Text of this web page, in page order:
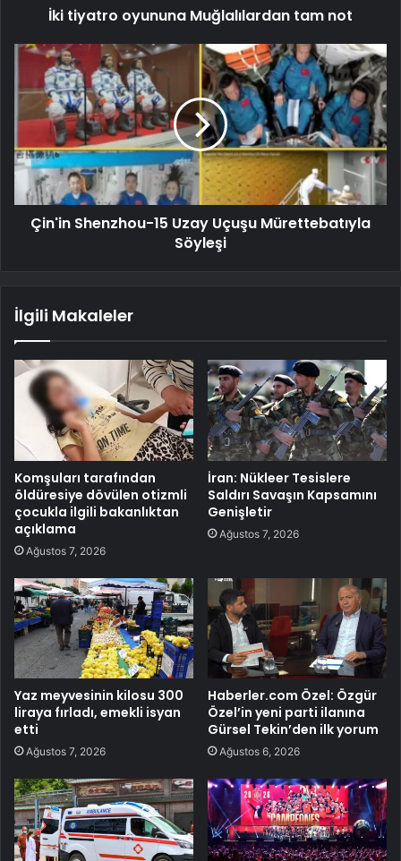
İki tiyatro oyununa Muğlalılardan tam not
Çin'in Shenzhou-15 Uzay Uçuşu Mürettebatıyla
Söyleşi
İlgili Makaleler
Komşuları tarafından
öldüresiye dövülen otizmli
çocukla ilgili bakanlıktan
açıklama
Ağustos 7, 2026
İran: Nükleer Tesislere
Saldırı Savaşın Kapsamını
Genişletir
Ağustos 7, 2026
Yaz meyvesinin kilosu 300
liraya fırladı, emekli isyan
etti
Ağustos 7, 2026
Haberler.com Özel: Özgür
Özel’in yeni parti ilanına
Gürsel Tekin’den ilk yorum
Ağustos 6, 2026